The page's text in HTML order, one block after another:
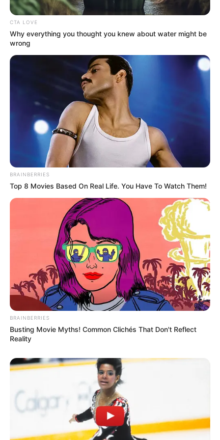
CTA LOVE
Why everything you thought you knew about water might be
wrong
BRAINBERRIES
Top 8 Movies Based On Real Life. You Have To Watch Them!
BRAINBERRIES
Busting Movie Myths! Common Clichés That Don't Reflect
Reality